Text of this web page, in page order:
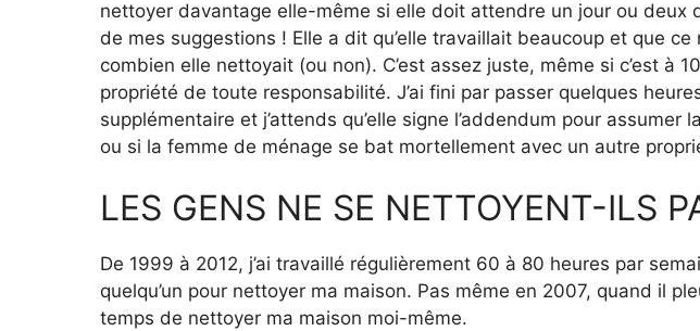
nettoyer davantage elle-même si elle doit attendre un jour ou deux
de mes suggestions ! Elle a dit qu’elle travaillait beaucoup et que
combien elle nettoyait (ou non). C’est assez juste, même si c’est à
propriété de toute responsabilité. J’ai fini par passer quelques
supplémentaire et j’attends qu’elle signe l’addendum pour
ou si la femme de ménage se bat mortellement avec un autre
LES GENS NE SE NETTOYENT-ILS
De 1999 à 2012, j’ai travaillé régulièrement 60 à 80 heures par
quelqu’un pour nettoyer ma maison. Pas même en 2007, quand il
temps de nettoyer ma maison moi-même.